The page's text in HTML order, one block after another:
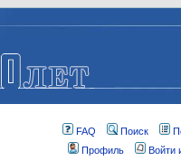
FAQ Поиск
Профиль
Войти